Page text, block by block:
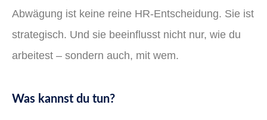
Abwägung ist keine reine HR-Entscheidung. Sie ist
strategisch. Und sie beeinflusst nicht nur, wie du
arbeitest – sondern auch, mit wem.
Was kannst du tun?